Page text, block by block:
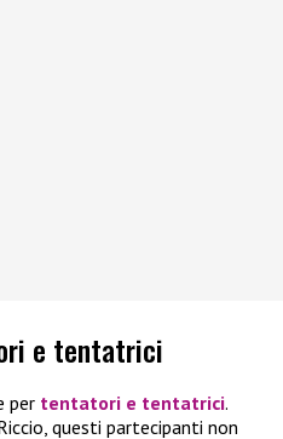
e tentatrici
per tentatori e tentatrici.
questi partecipanti non